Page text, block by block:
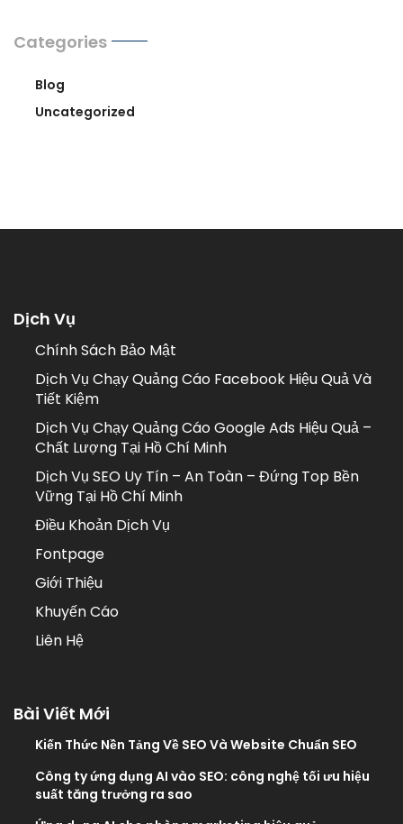
Categories
Blog
Uncategorized
Dịch Vụ
Chính Sách Bảo Mật
Dịch Vụ Chạy Quảng Cáo Facebook Hiệu Quả Và
Tiết Kiệm
Dịch Vụ Chạy Quảng Cáo Google Ads Hiệu Quả –
Chất Lượng Tại Hồ Chí Minh
Dịch Vụ SEO Uy Tín – An Toàn – Đứng Top Bền
Vững Tại Hồ Chí Minh
Điều Khoản Dịch Vụ
Fontpage
Giới Thiệu
Khuyến Cáo
Liên Hệ
Bài Viết Mới
Kiến Thức Nền Tảng Về SEO Và Website Chuẩn SEO
Công ty ứng dụng AI vào SEO: công nghệ tối ưu hiệu
suất tăng trưởng ra sao